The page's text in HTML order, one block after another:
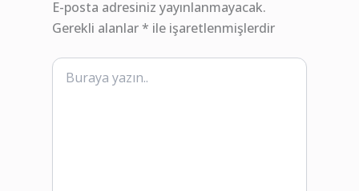
E-posta adresiniz yayınlanmayacak.
Gerekli alanlar* ile işaretlenmişlerdir
Buraya
yazın..